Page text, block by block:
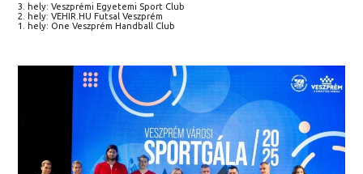
3. hely: Veszprémi Egyetemi Sport Club
2. hely: VEHIR.HU Futsal Veszprém
1. hely: One Veszprém Handball Club